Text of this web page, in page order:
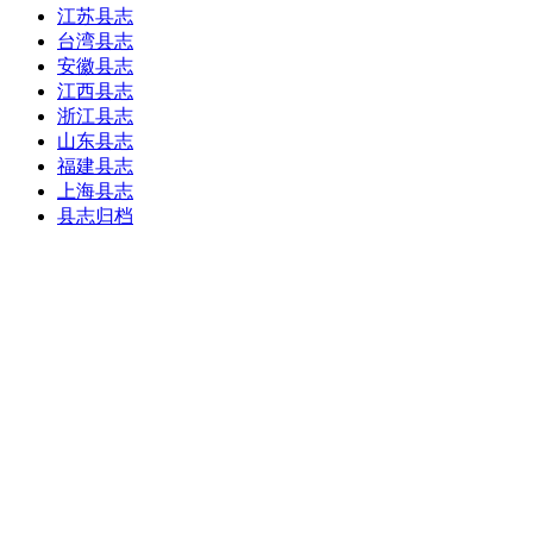
江苏县志
台湾县志
安徽县志
江西县志
浙江县志
山东县志
福建县志
上海县志
县志归档